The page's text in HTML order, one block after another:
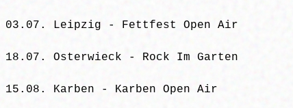
03.07. Leipzig - Fettfest Open Air
18.07. Osterwieck - Rock Im Garten
15.08. Karben - Karben Open Air